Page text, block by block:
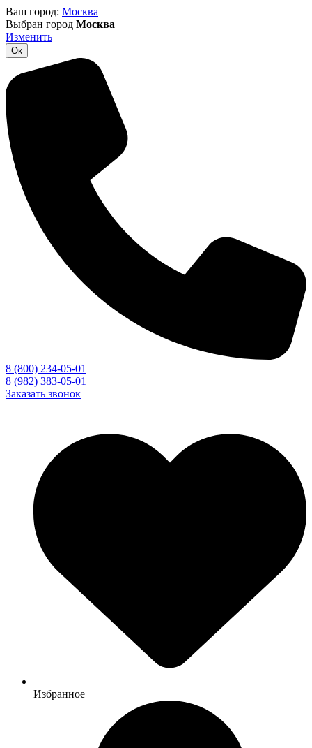
Ваш город: Москва
Выбран город Москва
Изменить
Ок
8 (800) 234-05-01
8 (982) 383-05-01
Заказать звонок
Избранное